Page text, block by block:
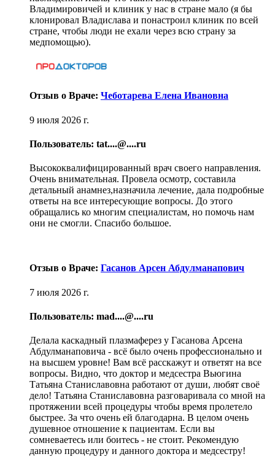
Владимировичей и клиник у нас в стране мало (я бы
клонировал Владислава и понастроил клиник по всей
стране, чтобы люди не ехали через всю страну за
медпомощью).
Отзыв о Враче: Чеботарева Елена Ивановна
9 июля 2026 г.
Пользователь: tat....@....ru
Высококвалифицированный врач своего направления.
Очень внимательная. Провела осмотр, составила
детальный анамнез,назначила лечение, дала подробные
ответы на все интересующие вопросы. До этого
обращались ко многим специалистам, но помочь нам
они не смогли. Спасибо большое.
Отзыв о Враче: Гасанов Арсен Абдулманапович
7 июля 2026 г.
Пользователь: mad....@....ru
Делала каскадный плазмаферез у Гасанова Арсена
Абдулманаповича - всё было очень профессионально и
на высшем уровне! Вам всё расскажут и ответят на все
вопросы. Видно, что доктор и медсестра Вьюгина
Татьяна Станиславовна работают от души, любят своё
дело! Татьяна Станиславовна разговаривала со мной на
протяжении всей процедуры чтобы время пролетело
быстрее. За что очень ей благодарна. В целом очень
душевное отношение к пациентам. Если вы
сомневаетесь или боитесь - не стоит. Рекомендую
данную процедуру и данного доктора и медсестру!